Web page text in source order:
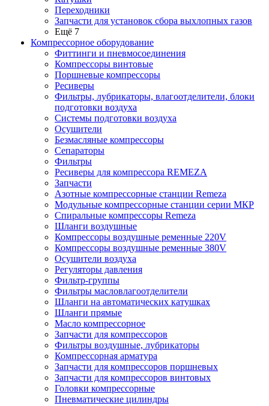
Переходники
Запчасти для установок сбора выхлопных газов
Ещё 7
Компрессорное оборудование
Фиттинги и пневмосоединения
Компрессоры винтовые
Поршневые компрессоры
Ресиверы
Фильтры, лубрикаторы, влагоотделители, блоки
подготовки воздуха
Системы подготовки воздуха
Осушители
Безмасляные компрессоры
Сепараторы
Фильтры
Ресиверы для компрессора REMEZA
Запчасти
Азотные компрессорные станции Remeza
Модульные компрессорные станции серии МКР
Спиральные компрессоры Remeza
Шланги воздушные
Компрессоры воздушные ременные 220V
Компрессоры воздушные ременные 380V
Осушители воздуха
Регуляторы давления
Фильтр-группы
Фильтры масловлагоотделители
Шланги на автоматических катушках
Шланги прямые
Масло компрессорное
Запчасти для компрессоров
Фильтры воздушные, лубрикаторы
Компрессорная арматура
Запчасти для компрессоров поршневых
Запчасти для компрессоров винтовых
Головки компрессорные
Пневматические цилиндры